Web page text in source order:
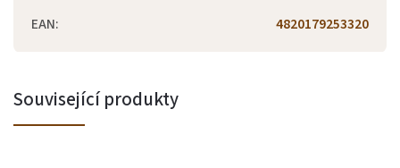
EAN: 4820179253320
Související produkty